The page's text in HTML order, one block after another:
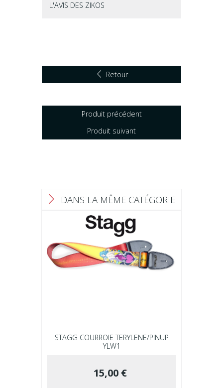
L'AVIS DES ZIKOS
Retour
Produit précédent
Produit suivant
F DANS LA MÊME CATÉGORIE
STAGG COURROIE TERYLENE/PINUP
YLW1
15,00 €